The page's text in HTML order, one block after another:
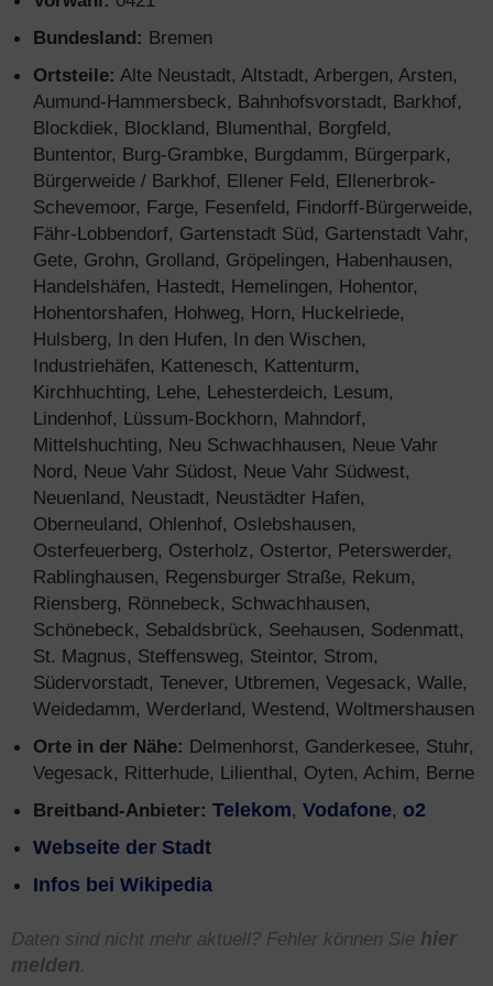
Bundesland: Bremen
Ortsteile: Alte Neustadt, Altstadt, Arbergen, Arsten,
Aumund-Hammersbeck, Bahnhofsvorstadt, Barkhof,
Blockdiek, Blockland, Blumenthal, Borgfeld,
Buntentor, Burg-Grambke, Burgdamm, Bürgerpark,
Bürgerweide / Barkhof, Ellener Feld, Ellenerbrok-
Schevemoor, Farge, Fesenfeld, Findorff-Bürgerweide,
Fähr-Lobbendorf, Gartenstadt Süd, Gartenstadt Vahr,
Gete, Grohn, Grolland, Gröpelingen, Habenhausen,
Handelshäfen, Hastedt, Hemelingen, Hohentor,
Hohentorshafen, Hohweg, Horn, Huckelriede,
Hulsberg, In den Hufen, In den Wischen,
Industriehäfen, Kattenesch, Kattenturm,
Kirchhuchting, Lehe, Lehesterdeich, Lesum,
Lindenhof, Lüssum-Bockhorn, Mahndorf,
Mittelshuchting, Neu Schwachhausen, Neue Vahr
Nord, Neue Vahr Südost, Neue Vahr Südwest,
Neuenland, Neustadt, Neustädter Hafen,
Oberneuland, Ohlenhof, Oslebshausen,
Osterfeuerberg, Osterholz, Ostertor, Peterswerder,
Rablinghausen, Regensburger Straße, Rekum,
Riensberg, Rönnebeck, Schwachhausen,
Schönebeck, Sebaldsbrück, Seehausen, Sodenmatt,
St. Magnus, Steffensweg, Steintor, Strom,
Südervorstadt, Tenever, Utbremen, Vegesack, Walle,
Weidedamm, Werderland, Westend, Woltmershausen
Orte in der Nähe: Delmenhorst, Ganderkesee, Stuhr,
Vegesack, Ritterhude, Lilienthal, Oyten, Achim, Berne
Breitband-Anbieter: Telekom, Vodafone, o2
Webseite der Stadt
Infos bei Wikipedia
Daten sind nicht mehr aktuell? Fehler können Sie hier
melden.